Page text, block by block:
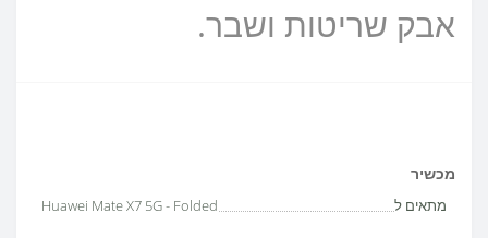
אבק שריטות ושבר.
מכשיר
מתאים ל Huawei Mate X7 5G - Folded